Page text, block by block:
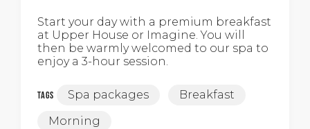
Start your day with a premium breakfast
at Upper House or Imagine. You will
then be warmly welcomed to our spa to
enjoy a 3-hour session.
Tags Spa packages
Breakfast
Morning